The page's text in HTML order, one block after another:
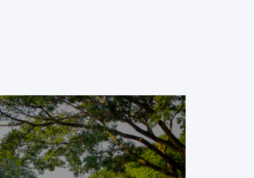
วันที่ 8 พฤษาคม 63
โดย...ศูนย์วิจัยพหุวิทยาการเกี่ยวกับเ